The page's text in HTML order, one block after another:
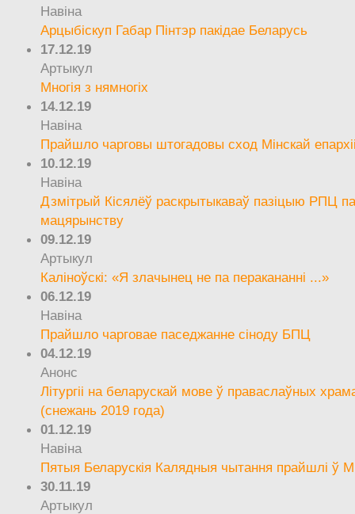
Навіна
Арцыбіскуп Габар Пінтэр пакідае Беларусь
17.12.19
Артыкул
Многія з нямногіх
14.12.19
Навіна
Прайшло чарговы штогадовы сход Мінскай
10.12.19
Навіна
Дзмітрый Кісялёў раскрытыкаваў пазіцыю РПЦ
мацярынству
09.12.19
Артыкул
Каліноўскі: «Я злачынец не па перакананні ...»
06.12.19
Навіна
Прайшло чарговае паседжанне сіноду БПЦ
04.12.19
Анонс
Літургіі на беларускай мове ў праваслаўных
(снежань 2019 года)
01.12.19
Навіна
Пятыя Беларускія Калядныя чытання прайшлі ў
30.11.19
Артыкул